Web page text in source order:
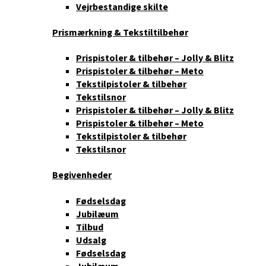
Vejrbestandige skilte
Prismærkning & Tekstiltilbehør
Prispistoler & tilbehør – Jolly & Blitz
Prispistoler & tilbehør – Meto
Tekstilpistoler & tilbehør
Tekstilsnor
Prispistoler & tilbehør – Jolly & Blitz
Prispistoler & tilbehør – Meto
Tekstilpistoler & tilbehør
Tekstilsnor
Begivenheder
Fødselsdag
Jubilæum
Tilbud
Udsalg
Fødselsdag